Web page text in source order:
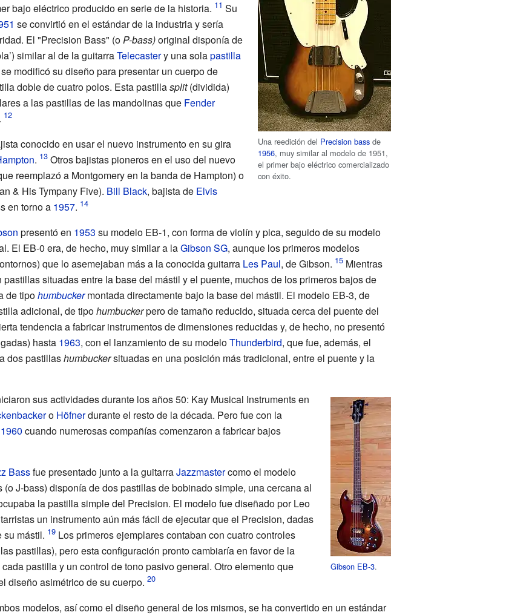
Una reedición del Precision bass de
1956, muy similar al modelo de 1951,
el primer bajo eléctrico comercializado
con éxito.
bajo eléctrico producido en serie de la historia.
Su
se convirtió en el estándar de la industria y sería
El "Precision Bass" (o P-bass)original disponía de
similar al de la guitarraTelecastery una solapastilla
modificó su diseño para presentar un cuerpo de
doble de cuatro polos. Esta pastillasplit(dividida)
a las pastillas de las mandolinas que Fender
conocido en usar el nuevo instrumento en su gira
.
Otros bajistas pioneros en el uso del nuevo
reemplazó a Montgomery en la banda de Hampton) o
& His Tympany Five). Bill Black, bajista de Elvis
en torno a 1957.
presentó en 1953 su modelo EB-1, con forma de violín y pica, seguido de su modelo
El EB-0 era, de hecho, muy similar a laGibson SG, aunque los primeros modelos
que lo asemejaban más a la conocida guitarra Les Paul, de Gibson.
Mientras
situadas entre la base del mástil y el puente, muchos de los primeros bajos de
de tipohumbuckermontada directamente bajo la base del mástil. El modelo EB-3, de
adicional, de tipohumbuckerpero de tamaño reducido, situada cerca del puente del
tendencia a fabricar instrumentos de dimensiones reducidas y, de hecho, no presentó
hasta 1963, con el lanzamiento de su modeloThunderbird, que fue, además, el
dos pastillashumbuckersituadas en una posición más tradicional, entre el puente y la
Gibson EB-3.
sus actividades durante los años 50: Kay Musical Instrumentsen
o Höfnerdurante el resto de la década. Pero fue con la
1960 cuando numerosas compañías comenzaron a fabricar bajos
Bassfue presentado junto a la guitarraJazzmastercomo el modelo
J-bass) disponía de dos pastillas de bobinado simple, una cercana al
la pastilla simple del Precision. El modelo fue diseñado por Leo
un instrumento aún más fácil de ejecutar que el Precision, dadas
su mástil.
Los primeros ejemplares contaban con cuatro controles
pastillas), pero esta configuración pronto cambiaría en favor de la
pastilla y un control de tono pasivo general. Otro elemento que
diseño asimétrico de su cuerpo.
modelos, así como el diseño general de los mismos, se ha convertido en un estándar